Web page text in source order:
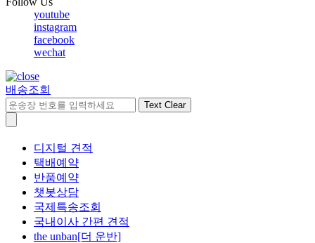
youtube
instagram
facebook
wechat
배송조회
Text Clear
디지털 견적
택배예약
반품예약
챗봇상담
국제특송조회
국내이사 간편 견적
the unban[더 운반]